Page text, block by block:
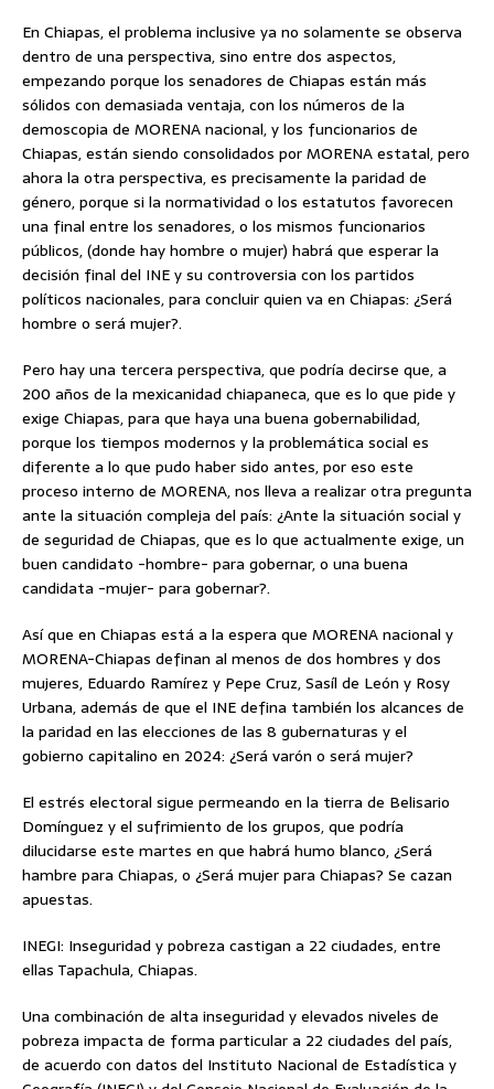
En Chiapas, el problema inclusive ya no solamente se observa
dentro de una perspectiva, sino entre dos aspectos,
empezando porque los senadores de Chiapas están más
sólidos con demasiada ventaja, con los números de la
demoscopia de MORENA nacional, y los funcionarios de
Chiapas, están siendo consolidados por MORENA estatal, pero
ahora la otra perspectiva, es precisamente la paridad de
género, porque si la normatividad o los estatutos favorecen
una final entre los senadores, o los mismos funcionarios
públicos, (donde hay hombre o mujer) habrá que esperar la
decisión final del INE y su controversia con los partidos
políticos nacionales, para concluir quien va en Chiapas: ¿Será
hombre o será mujer?.
Pero hay una tercera perspectiva, que podría decirse que, a
200 años de la mexicanidad chiapaneca, que es lo que pide y
exige Chiapas, para que haya una buena gobernabilidad,
porque los tiempos modernos y la problemática social es
diferente a lo que pudo haber sido antes, por eso este
proceso interno de MORENA, nos lleva a realizar otra pregunta
ante la situación compleja del país: ¿Ante la situación social y
de seguridad de Chiapas, que es lo que actualmente exige, un
buen candidato -hombre- para gobernar, o una buena
candidata -mujer- para gobernar?.
Así que en Chiapas está a la espera que MORENA nacional y
MORENA-Chiapas definan al menos de dos hombres y dos
mujeres, Eduardo Ramírez y Pepe Cruz, Sasíl de León y Rosy
Urbana, además de que el INE defina también los alcances de
la paridad en las elecciones de las 8 gubernaturas y el
gobierno capitalino en 2024: ¿Será varón o será mujer?
El estrés electoral sigue permeando en la tierra de Belisario
Domínguez y el sufrimiento de los grupos, que podría
dilucidarse este martes en que habrá humo blanco, ¿Será
hambre para Chiapas, o ¿Será mujer para Chiapas? Se cazan
apuestas.
INEGI: Inseguridad y pobreza castigan a 22 ciudades, entre
ellas Tapachula, Chiapas.
Una combinación de alta inseguridad y elevados niveles de
pobreza impacta de forma particular a 22 ciudades del país,
de acuerdo con datos del Instituto Nacional de Estadística y